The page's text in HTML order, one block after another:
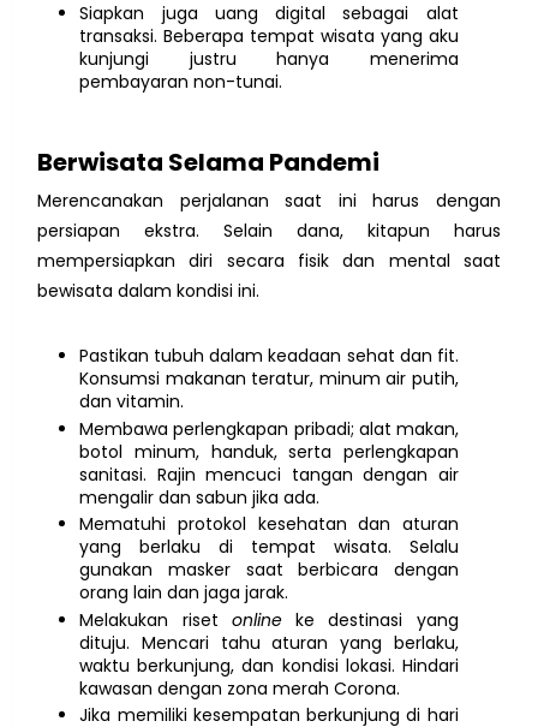
Siapkan juga uang digital sebagai alat
transaksi. Beberapa tempat wisata yang aku
kunjungi justru hanya menerima
pembayaran non-tunai.
Berwisata Selama Pandemi
Merencanakan perjalanan saat ini harus dengan
persiapan ekstra. Selain dana, kitapun harus
mempersiapkan diri secara fisik dan mental saat
bewisata dalam kondisi ini.
Pastikan tubuh dalam keadaan sehat dan fit.
Konsumsi makanan teratur, minum air putih,
dan vitamin.
Membawa perlengkapan pribadi; alat makan,
botol minum, handuk, serta perlengkapan
sanitasi. Rajin mencuci tangan dengan air
mengalir dan sabun jika ada.
Mematuhi protokol kesehatan dan aturan
yang berlaku di tempat wisata. Selalu
gunakan masker saat berbicara dengan
orang lain dan jaga jarak.
Melakukan riset onlineke destinasi yang
dituju. Mencari tahu aturan yang berlaku,
waktu berkunjung, dan kondisi lokasi. Hindari
kawasan dengan zona merah Corona.
Jika memiliki kesempatan berkunjung di hari